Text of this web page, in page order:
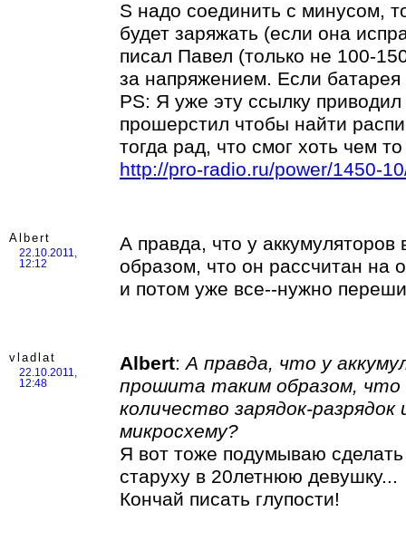
S надо соединить с минусом,
будет заряжать (если она
писал Павел (только не 100-
за напряжением. Если
PS: Я уже эту ссылку
прошерстил чтобы найти
тогда рад, что смог хоть чем
http://pro-radio.ru/power/1450-
Albert
22.10.2011,
12:12
А правда, что у
образом, что он рассчитан на
и потом уже все--нужно
vladlat
22.10.2011,
12:48
Albert:А правда, что у
прошита таким образом, что
количество зарядок-
микросхему?
Я вот тоже подумываю
старуху в 20летнюю девушку...
Кончай писать глупости!